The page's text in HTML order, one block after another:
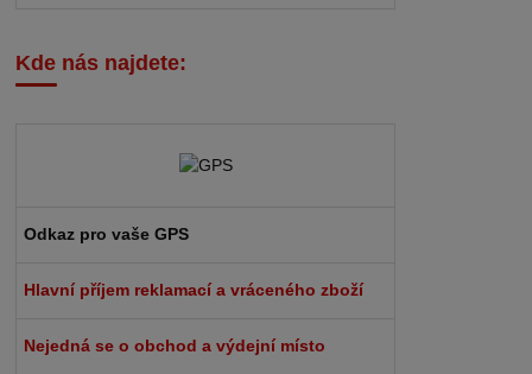
Kde nás najdete:
Odkaz pro vaše GPS
Hlavní příjem reklamací a vráceného zboží
Nejedná se o obchod a výdejní místo